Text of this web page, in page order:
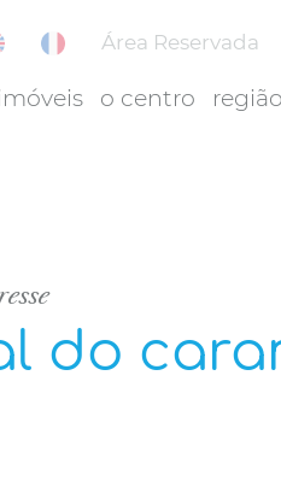
Área Reservada
imóveis o centro região
do